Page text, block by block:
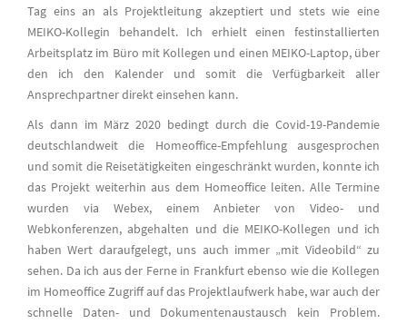
Tag eins an als Projektleitung akzeptiert und stets wie eine
MEIKO-Kollegin behandelt. Ich erhielt einen festinstallierten
Arbeitsplatz im Büro mit Kollegen und einen MEIKO-Laptop, über
den ich den Kalender und somit die Verfügbarkeit aller
Ansprechpartner direkt einsehen kann.
Als dann im März 2020 bedingt durch die Covid-19-Pandemie
deutschlandweit die Homeoffice-Empfehlung ausgesprochen
und somit die Reisetätigkeiten eingeschränkt wurden, konnte ich
das Projekt weiterhin aus dem Homeoffice leiten. Alle Termine
wurden via Webex, einem Anbieter von Video- und
Webkonferenzen, abgehalten und die MEIKO-Kollegen und ich
haben Wert daraufgelegt, uns auch immer „mit Videobild“ zu
sehen. Da ich aus der Ferne in Frankfurt ebenso wie die Kollegen
im Homeoffice Zugriff auf das Projektlaufwerk habe, war auch der
schnelle Daten- und Dokumentenaustausch kein Problem.